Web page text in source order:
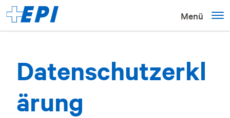
Menü
Datenschutzerkl
ärung